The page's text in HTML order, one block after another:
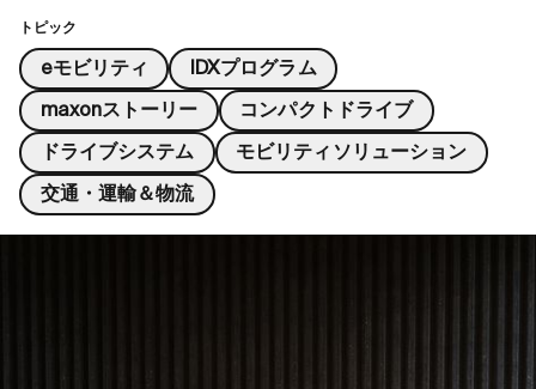
トピック
eモビリティ IDXプログラム
maxonストーリー コンパクトドライブ
ドライブシステム モビリティソリューション
交通・運輸＆物流